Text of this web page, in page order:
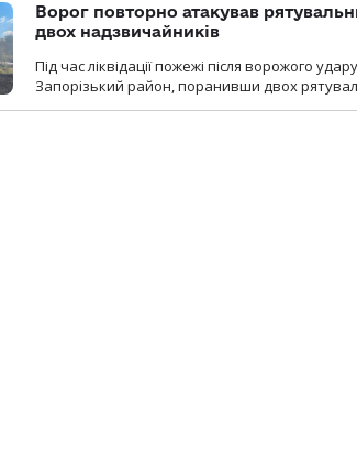
Ворог повторно атакував
двох надзвичайників
Під час ліквідації пожежі після ворожого
Запорізький район, поранивши двох